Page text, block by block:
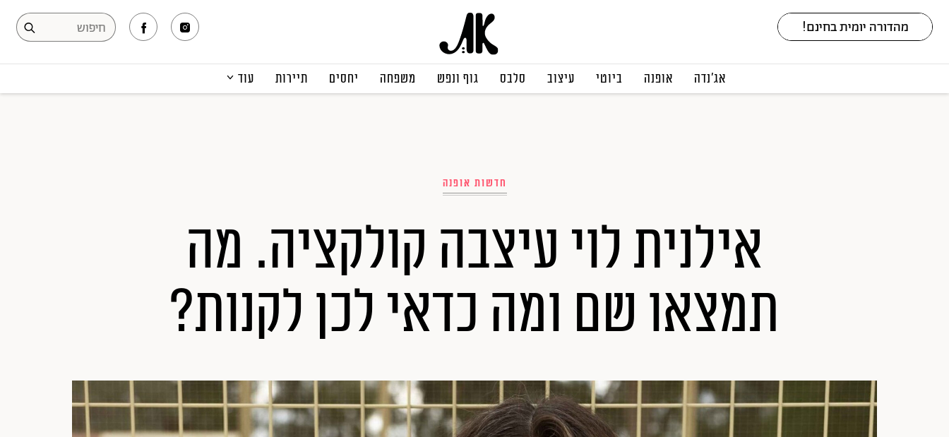
אג׳נדה אופנה ביוטי עיצוב סלבס גוף ונפש משפחה יחסים תיירות עוד
חדשות אופנה
אילנית לוי עיצבה קולקציה. מה
תמצאו שם ומה כדאי לכן לקנות?